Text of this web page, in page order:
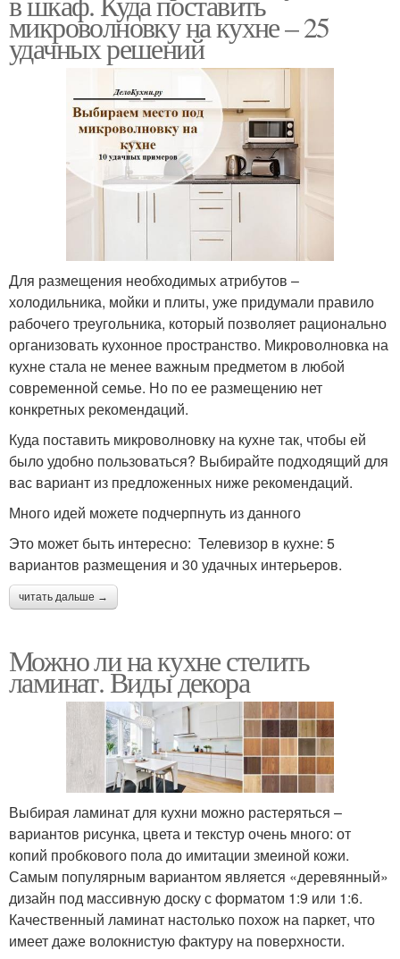
микроволновку на кухне – 25
удачных решений
Для размещения необходимых атрибутов –
холодильника, мойки и плиты, уже придумали правило
рабочего треугольника, который позволяет рационально
организовать кухонное пространство. Микроволновка на
кухне стала не менее важным предметом в любой
современной семье. Но по ее размещению нет
конкретных рекомендаций.
Куда поставить микроволновку на кухне так, чтобы ей
было удобно пользоваться? Выбирайте подходящий для
вас вариант из предложенных ниже рекомендаций.
Много идей можете подчерпнуть из данного
Это может быть интересно: Телевизор в кухне: 5
вариантов размещения и 30 удачных интерьеров.
читать дальше →
Можно ли на кухне стелить
ламинат. Виды декора
Выбирая ламинат для кухни можно растеряться –
вариантов рисунка, цвета и текстур очень много: от
копий пробкового пола до имитации змеиной кожи.
Самым популярным вариантом является «деревянный»
дизайн под массивную доску с форматом 1:9 или 1:6.
Качественный ламинат настолько похож на паркет, что
имеет даже волокнистую фактуру на поверхности.